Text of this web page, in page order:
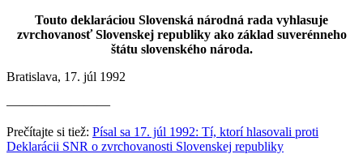
Touto deklaráciou Slovenská národná rada vyhlasuje
zvrchovanosť Slovenskej republiky ako základ suverénneho
štátu slovenského národa.
Bratislava, 17. júl 1992
————————
Prečítajte si tiež: Písal sa 17. júl 1992: Tí, ktorí hlasovali proti
Deklarácii SNR o zvrchovanosti Slovenskej republiky